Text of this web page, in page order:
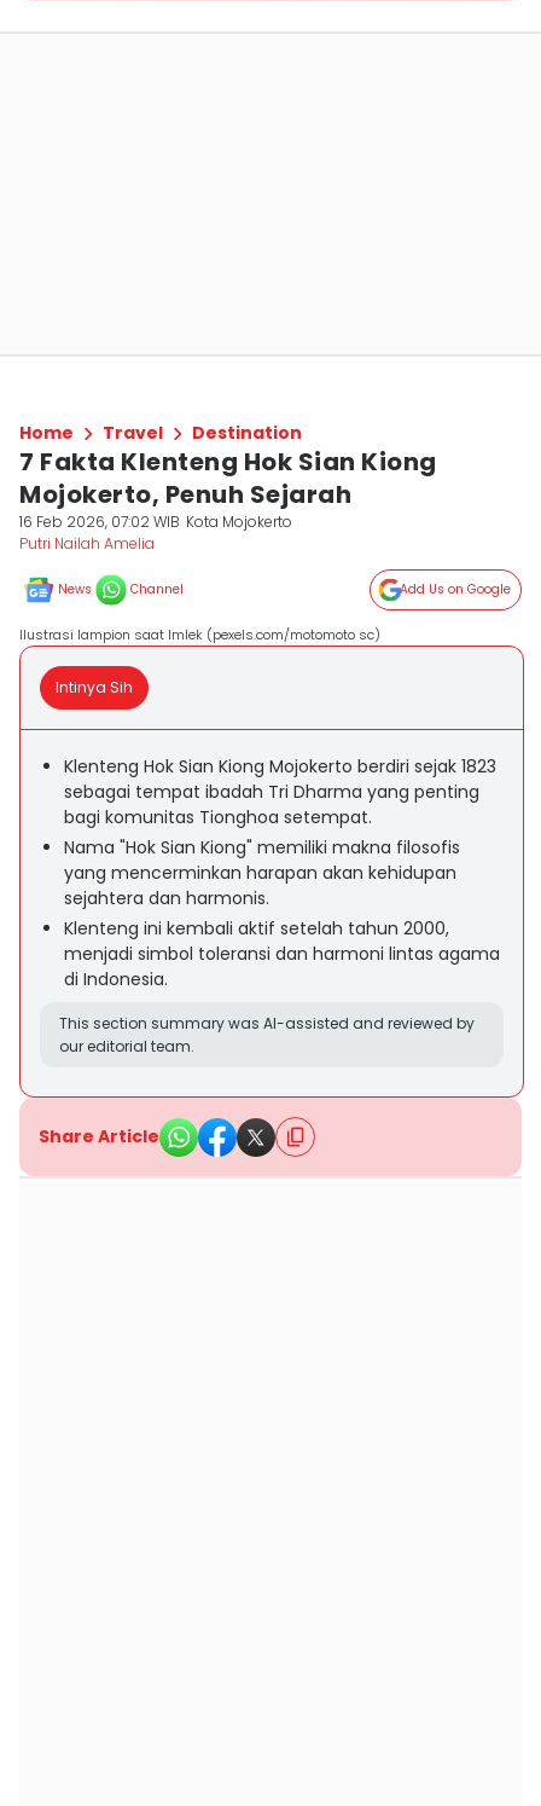
Home Travel Destination
7 Fakta Klenteng Hok Sian Kiong
Mojokerto, Penuh Sejarah
16 Feb 2026, 07:02 WIB Kota Mojokerto
Putri Nailah Amelia
News Channel Add Us on Google
Ilustrasi lampion saat Imlek (pexels.com/motomoto sc)
Intinya Sih
Klenteng Hok Sian Kiong Mojokerto berdiri sejak 1823
sebagai tempat ibadah Tri Dharma yang penting
bagi komunitas Tionghoa setempat.
Nama "Hok Sian Kiong" memiliki makna filosofis
yang mencerminkan harapan akan kehidupan
sejahtera dan harmonis.
Klenteng ini kembali aktif setelah tahun 2000,
menjadi simbol toleransi dan harmoni lintas agama
di Indonesia.
This section summary was AI-assisted and reviewed by
our editorial team.
Share Article